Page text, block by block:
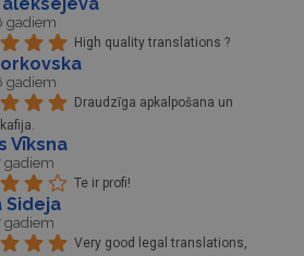
gadiem
High quality translations ?
gadiem
Draudzīga apkalpošana un
Vīksna
gadiem
Te ir profi!
Sideja
gadiem
Very good legal translations,